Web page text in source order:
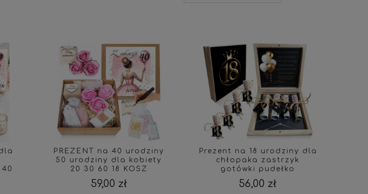
PREZENT na 40 urodziny
50 urodziny dla kobiety
20 30 60 18 KOSZ
PREZENTOWY
59,00 zł
Prezent na 18 urodziny dla
chłopaka zastrzyk
gotówki pudełko
pieniądze
56,00 zł